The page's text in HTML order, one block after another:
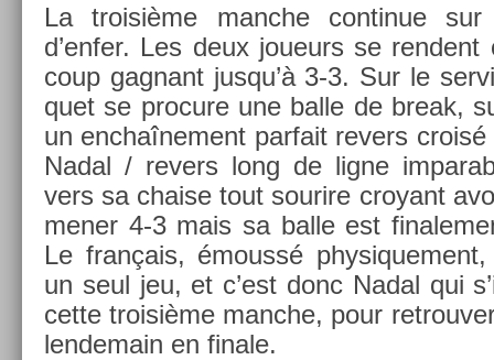
La troisiè­me man­che con­tinue
d’enfer. Les deux joueurs se
coup gag­nant jusqu’à 3-3. Sur le
quet se pro­cure une balle de break,
un en­chaî­ne­ment par­fait re­v­ers
Nadal / re­v­ers long de ligne
vers sa cha­ise tout sourire croyant
mener 4-3 mais sa balle est
Le français, émoussé
un seul jeu, et c’est donc Nadal qui
cette troisiè­me man­che, pour
len­demain en fin­ale.